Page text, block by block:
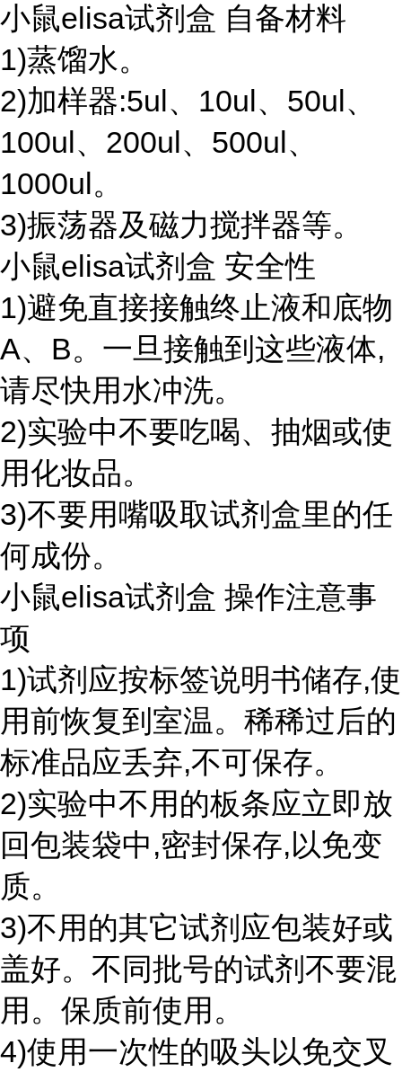
小鼠elisa试剂盒 自备材料
1)蒸馏水。
2)加样器:5ul、10ul、50ul、
100ul、200ul、500ul、
1000ul。
3)振荡器及磁力搅拌器等。
小鼠elisa试剂盒 安全性
1)避免直接接触终止液和底物
A、B。一旦接触到这些液体,
请尽快用水冲洗。
2)实验中不要吃喝、抽烟或使
用化妆品。
3)不要用嘴吸取试剂盒里的任
何成份。
小鼠elisa试剂盒 操作注意事
项
1)试剂应按标签说明书储存,使
用前恢复到室温。稀稀过后的
标准品应丢弃,不可保存。
2)实验中不用的板条应立即放
回包装袋中,密封保存,以免变
质。
3)不用的其它试剂应包装好或
盖好。不同批号的试剂不要混
用。保质前使用。
4)使用一次性的吸头以免交叉